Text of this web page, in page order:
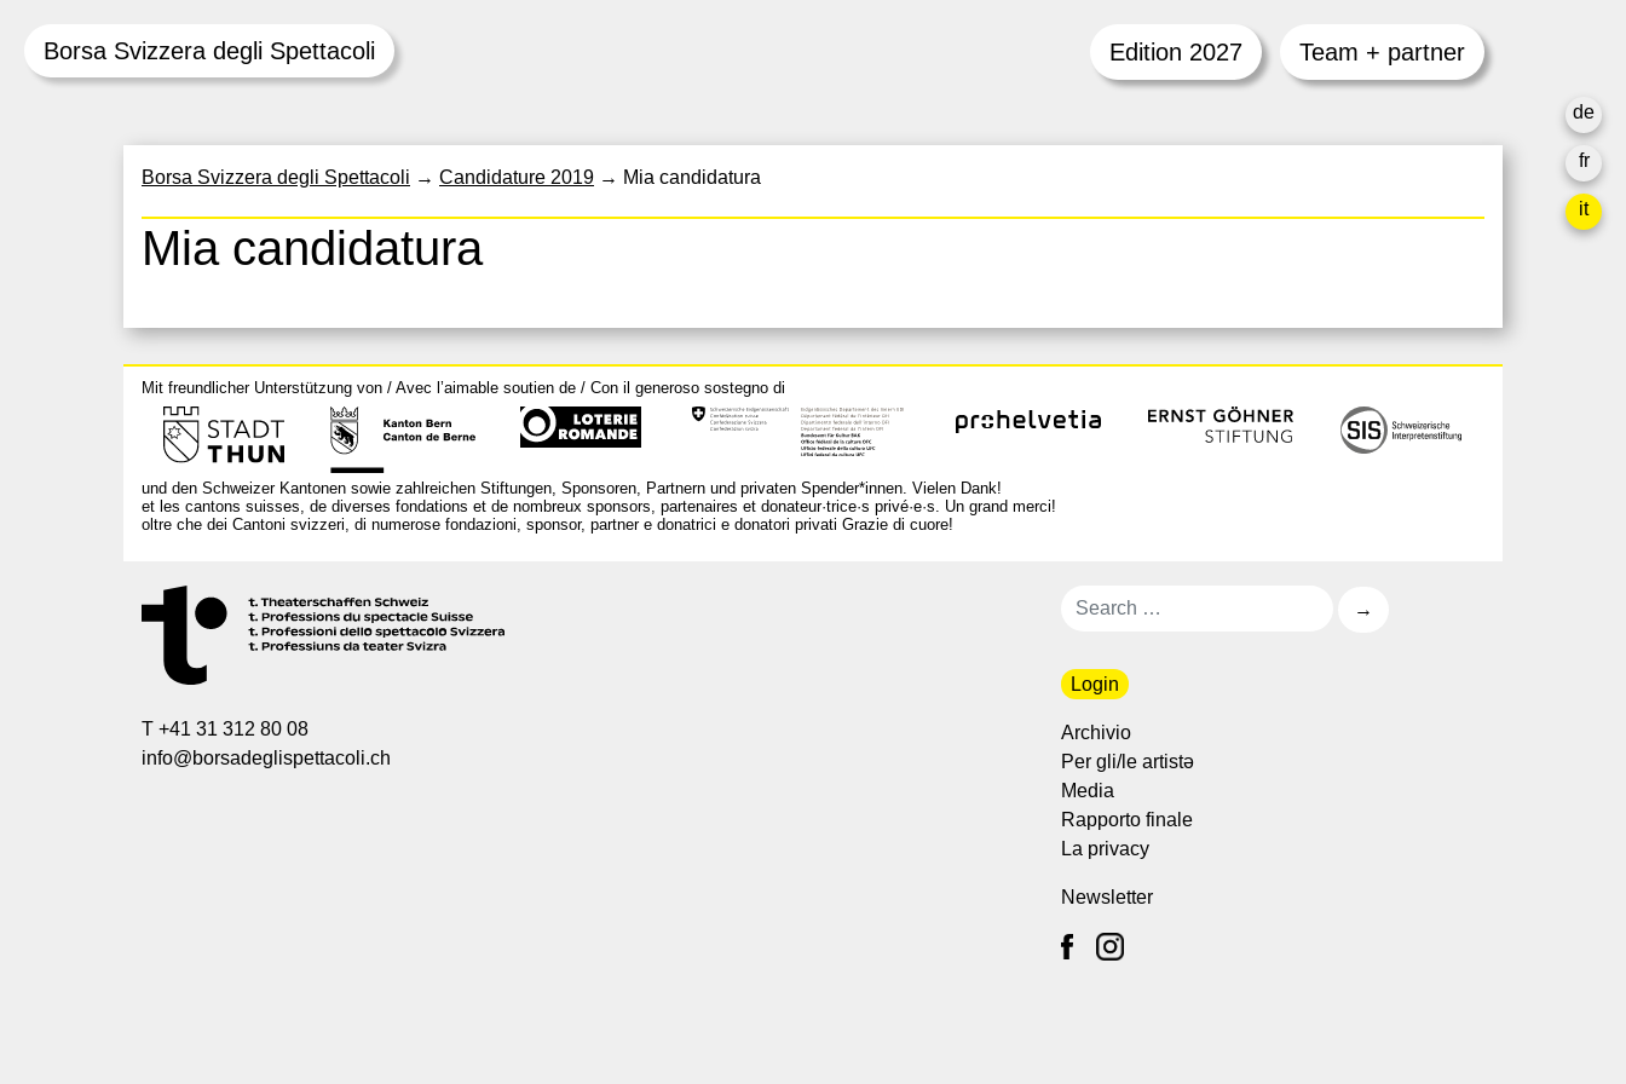
de
fr
it
Borsa Svizzera degli Spettacoli Edition 2027 Team + partner
Borsa Svizzera degli Spettacoli → Candidature 2019 → Mia candidatura
Mia candidatura
Mit freundlicher Unterstützung von / Avec l’aimable soutien de / Con il generoso sostegno di
und den Schweizer Kantonen sowie zahlreichen Stiftungen, Sponsoren, Partnern und privaten Spender*innen. Vielen Dank!
et les cantons suisses, de diverses fondations et de nombreux sponsors, partenaires et donateur·trice·s privé·e·s. Un grand merci!
oltre che dei Cantoni svizzeri, di numerose fondazioni, sponsor, partner e donatrici e donatori privati Grazie di cuore!
T +41 31 312 80 08
info@borsadeglispettacoli.ch
Login
Archivio
Per gli/le artistə
Media
Rapporto finale
La privacy
Newsletter